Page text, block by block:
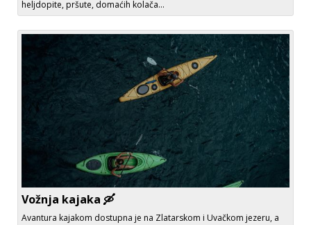
heljdopite, pršute, domaćih kolača...
Vožnja kajaka 🛶
Avantura kajakom dostupna je na Zlatarskom i Uvačkom jezeru, a